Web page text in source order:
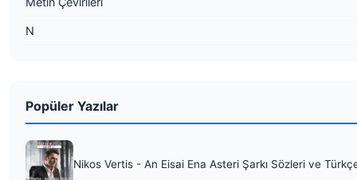
N
Popüler Yazılar
Nikos Vertis - An Eisai Ena Asteri Şarkı Sözleri ve